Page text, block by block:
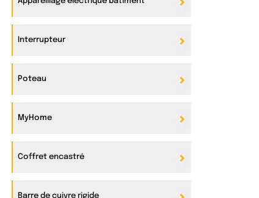
Interrupteur
Poteau
MyHome
Coffret encastré
Barre de cuivre rigide